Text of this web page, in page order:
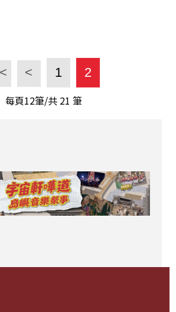
< 1 2
每頁12筆/共 21 筆